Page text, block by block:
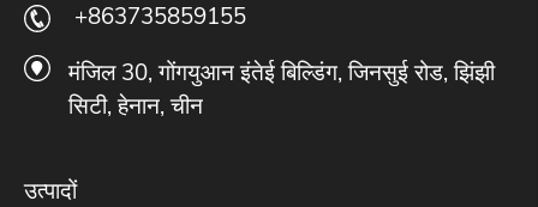
+863735859155
मंजिल 30, गोंगयुआन इंतेई बिल्डिंग, जिनसुई रोड, झिंझी
सिटी, हेनान, चीन
उत्पादों